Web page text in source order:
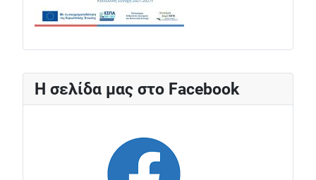
Η σελίδα μας στο Facebook